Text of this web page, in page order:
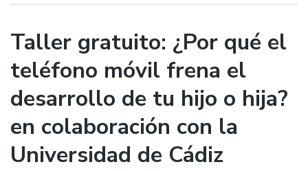
Taller gratuito: ¿Por qué el
teléfono móvil frena el
desarrollo de tu hijo o hija?
en colaboración con la
Universidad de Cádiz